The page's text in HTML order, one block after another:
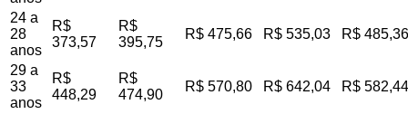
24 a
28
anos
R$
373,57
R$
395,75
R$ 475,66 R$ 535,03 R$ 485,36
29 a
33
anos
R$
448,29
R$
474,90
R$ 570,80 R$ 642,04 R$ 582,44